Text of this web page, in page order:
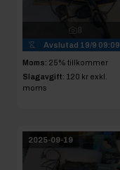
Avslutad 19/9 09:09
Moms: 25% tillkommer
Slagavgift: 120 kr exkl.
moms
2025-09-19